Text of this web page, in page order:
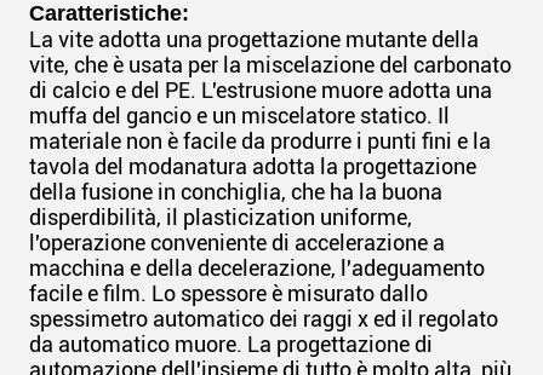
Caratteristiche:
La vite adotta una progettazione mutante della
vite, che è usata per la miscelazione del carbonato
di calcio e del PE. L'estrusione muore adotta una
muffa del gancio e un miscelatore statico. Il
materiale non è facile da produrre i punti fini e la
tavola del modanatura adotta la progettazione
della fusione in conchiglia, che ha la buona
disperdibilità, il plasticization uniforme,
l'operazione conveniente di accelerazione a
macchina e della decelerazione, l'adeguamento
facile e film. Lo spessore è misurato dallo
spessimetro automatico dei raggi x ed il regolato
da automatico muore. La progettazione di
automazione dell'insieme di tutto è molto alta, più